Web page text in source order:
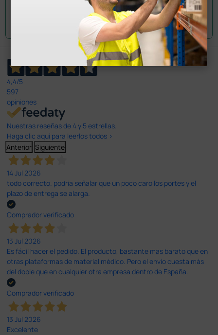
Envía tu pregunta
4,4/5
597
opiniones
Nuestras reseñas de 4 y 5 estrellas.
Haga clic aquí para leerlos todos >
Anterior Siguiente
14 Jul 2026
todo correcto. podria señalar que un poco caro los portes y el
plazo de entrega se alarga.
Comprador verificado
13 Jul 2026
Es fácil hacer el pedido. El producto, bastante mas barato que en
otras plataformas de material médico. Pero el envío cuesta más
del doble que en cualquier otra empresa dentro de España.
Comprador verificado
13 Jul 2026
Excelente